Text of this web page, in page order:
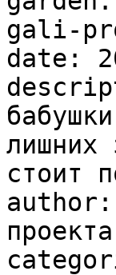
gali-
date:
лишних
стоит
author: